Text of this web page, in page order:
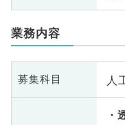
業務内容
募集科目 人